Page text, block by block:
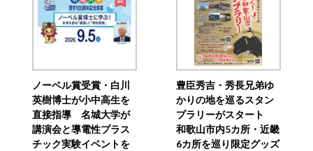
ノーベル賞受賞・白川
英樹博士が小中高生を
直接指導 名城大学が
講演会と導電性プラス
チック実験イベントを
豊臣秀吉・秀長兄弟ゆ
かりの地を巡るスタン
プラリーがスタート
和歌山市内5カ所・近畿
6カ所を巡り限定グッズ